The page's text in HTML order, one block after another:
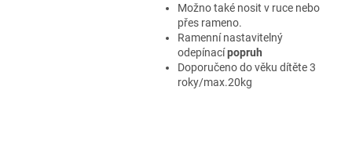
Možno také nosit v ruce nebo
přes rameno.
Ramenní nastavitelný
odepínacípopruh
Doporučeno do věku dítěte 3
roky/max.20kg